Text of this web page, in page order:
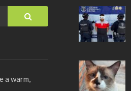
a warm,